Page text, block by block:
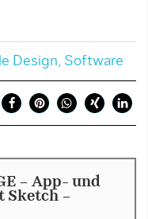
Design, Software
- App- und
Sketch -